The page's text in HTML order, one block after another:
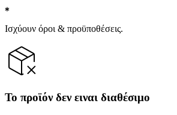
Ισχύουν όροι & προϋποθέσεις.
Το προϊόν δεν ειναι διαθέσιμο